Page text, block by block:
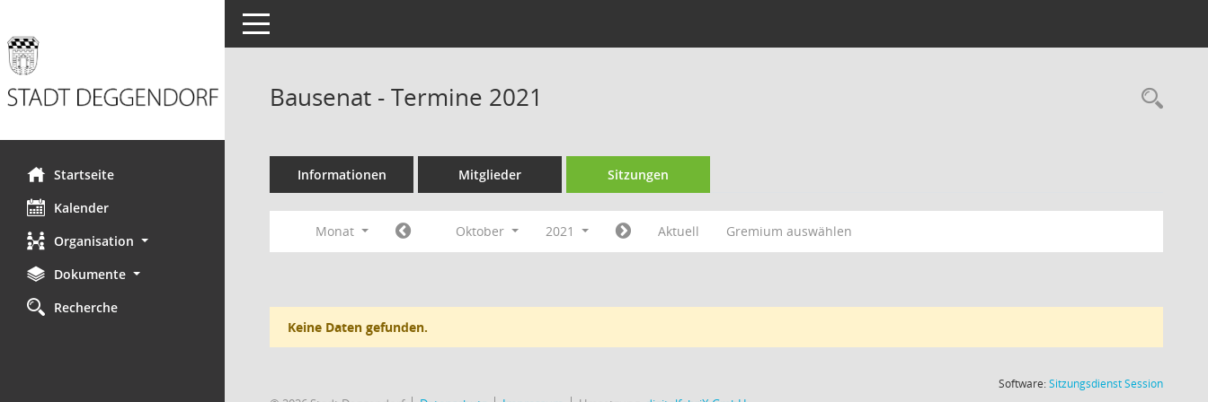
Startseite
Kalender
Organisation
Dokumente
Recherche
Toggle navigation
Bausenat - Termine 2021
Informationen Mitglieder Sitzungen
Monat Oktober 2021 Aktuell Gremium auswählen
Keine Daten gefunden.
Software:SitzungsdienstSession(Wird in